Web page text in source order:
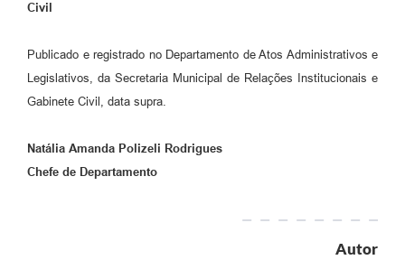
Civil
Publicado e registrado no Departamento de Atos Administrativos e
Legislativos, da Secretaria Municipal de Relações Institucionais e
Gabinete Civil, data supra.
Natália Amanda Polizeli Rodrigues
Chefe de Departamento
Autor